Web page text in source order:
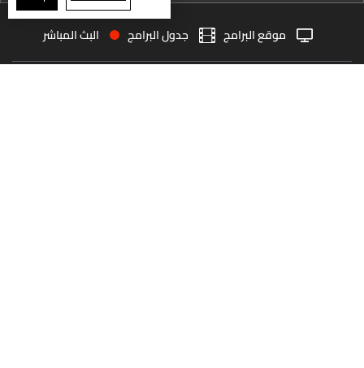
الرئيسية الأخبار البث المباشر
موقع البرامج
جدول البرامج البث المباشر